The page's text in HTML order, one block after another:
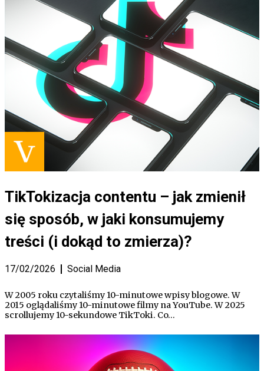
TikTokizacja contentu – jak zmienił
się sposób, w jaki konsumujemy
treści (i dokąd to zmierza)?
17/02/2026 Social Media
W 2005 roku czytaliśmy 10-minutowe wpisy blogowe. W
2015 oglądaliśmy 10-minutowe filmy na YouTube. W 2025
scrollujemy 10-sekundowe TikToki. Co…